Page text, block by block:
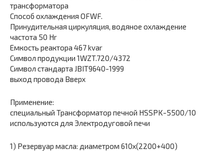
трансформатора
Способ охлаждения OFWF.
Принудительная циркуляция, водяное охлаждение
частота 50 Hr
Емкость реактора 467 kvar
Символ продукции 1WZT.720/4372
Символ стандарта JBIT9640-1999
выход провода Вверх
Применение:
специальный Трансформатор печной HSSPK-5500/10
используются для Электродуговой печи
1) Резервуар масла: диаметром 610х(2200+400)